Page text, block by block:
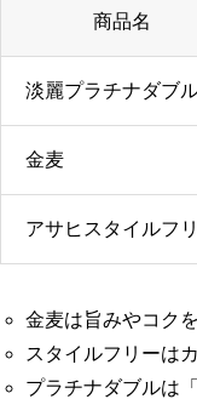
商品名
淡麗プラチナダブ
金麦
アサヒスタイルフ
金麦は旨みやコク
スタイルフリーは
プラチナダブルは